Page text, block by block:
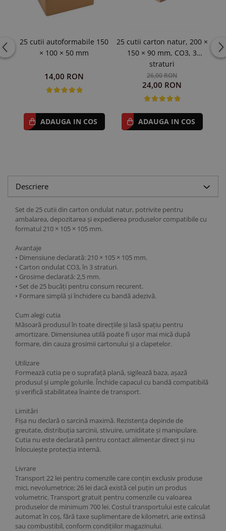
25 cutii autoformabile 150
× 100 × 50 mm
14,00 RON
ADAUGA IN COS
25 cutii carton natur, 200 ×
150 × 90 mm, CO3, 3
straturi
26,00 RON
24,00 RON
ADAUGA IN COS
Descriere
Set de 25 cutii din carton ondulat natur, potrivite pentru
ambalarea, depozitarea și expedierea produselor compatibile cu
formatul 210 × 105 × 105 mm.
Avantaje
• Dimensiune declarată: 210 × 105 × 105 mm.
• Carton ondulat CO3, în 3 straturi.
• Grosime declarată: 2,5 mm.
• Set de 25 bucăți pentru consum recurent.
• Formare simplă și închidere cu bandă adezivă.
Cum alegi cutia
Măsoară produsul în toate direcțiile și lasă spațiu pentru
amortizare. Dimensiunea utilă poate fi ușor mai mică după
formare, din cauza grosimii cartonului și a clapetelor.
Utilizare
Formează cutia pe o suprafață plană, sigilează baza, așază
produsul și umple golurile. Închide capacul cu bandă compatibilă
și verifică stabilitatea înainte de transport.
Limitări
Fișa nu declară o sarcină maximă. Rezistența depinde de
greutate, distribuția sarcinii, stivuire, umiditate și manipulare.
Cutia nu este declarată pentru contact alimentar direct și nu
înlocuiește protecția internă.
Livrare
Transport 22 lei pentru comenzile care conțin exclusiv produse
mici, nevolumetrice; 26 lei dacă există cel puțin un produs
volumetric. Transport gratuit pentru comenzile cu valoarea
produselor de minimum 700 lei. Costul transportului este calculat
automat în coș, fără taxe suplimentare de kilometri, arie extinsă
sau combustibil, conform condițiilor magazinului.